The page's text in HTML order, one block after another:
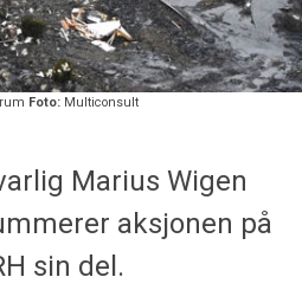
Foto: Multiconsult
Marius Wigen
aksjonen på
sin del.